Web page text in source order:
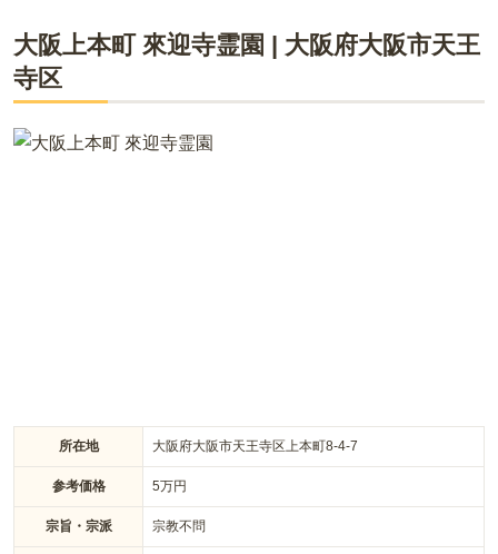
宗慶寺墓地は、「四天王寺前夕陽ケ丘駅」から徒歩約5分のア
ン、ガーデニング樹木葬プランの多様な永代供養プランが提供
大阪上本町 來迎寺霊園 | 大阪府大阪市天王
寺区
所在地 大阪府大阪市天王寺区上本町8-4-7
参考価格 5万円
宗旨・宗派 宗教不問